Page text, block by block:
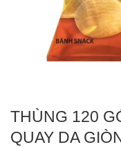
THÙNG 120
QUAY DA